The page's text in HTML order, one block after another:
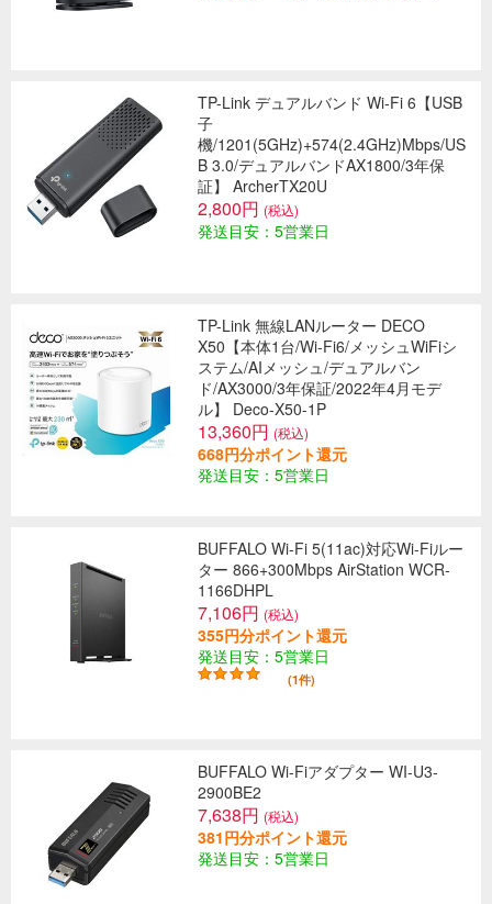
TP-Link デュアルバンド Wi-Fi 6【USB
子
機/1201(5GHz)+574(2.4GHz)Mbps/US
B 3.0/デュアルバンドAX1800/3年保
証】 ArcherTX20U
2,800円 (税込)
発送目安：5営業日
TP-Link 無線LANルーター DECO
X50【本体1台/Wi-Fi6/メッシュWiFiシ
ステム/AIメッシュ/デュアルバン
ド/AX3000/3年保証/2022年4月モデ
ル】 Deco-X50-1P
13,360円 (税込)
668円分ポイント還元
発送目安：5営業日
BUFFALO Wi-Fi 5(11ac)対応Wi-Fiルー
ター 866+300Mbps AirStation WCR-
1166DHPL
7,106円 (税込)
355円分ポイント還元
発送目安：5営業日
(1件)
BUFFALO Wi-Fiアダプター WI-U3-
2900BE2
7,638円 (税込)
381円分ポイント還元
発送目安：5営業日